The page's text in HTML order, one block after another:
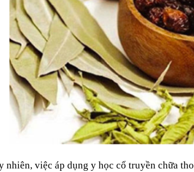
nhiên, việc áp dụng y học cổ truyền chữa